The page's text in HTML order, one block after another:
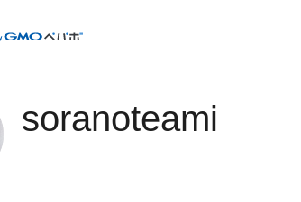
soranoteami